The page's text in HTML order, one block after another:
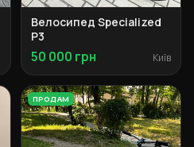
Велосипед Specialized
P3
50 000 грн Київ
ПРОДАМ